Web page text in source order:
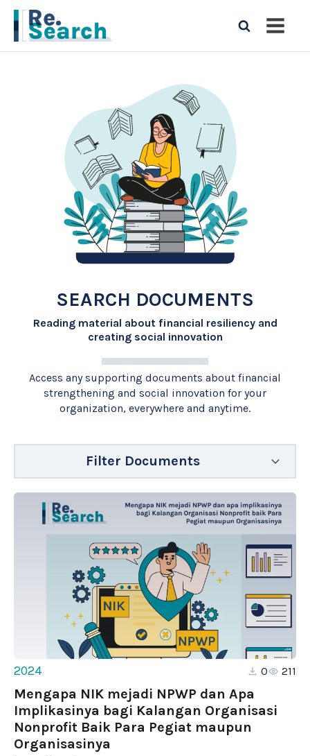
SEARCH DOCUMENTS
Reading material about financial resiliency and
creating social innovation
Access any supporting documents about financial
strengthening and social innovation for your
organization, everywhere and anytime.
Filter Documents
2024 0 211
Mengapa NIK mejadi NPWP dan Apa
Implikasinya bagi Kalangan Organisasi
Nonprofit Baik Para Pegiat maupun
Organisasinya